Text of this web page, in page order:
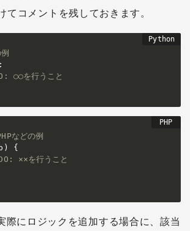
てコメントを残しておきます。
:
○○を行うこと
などの例
)
{
××を行うこと
際にロジックを追加する場合に、該当